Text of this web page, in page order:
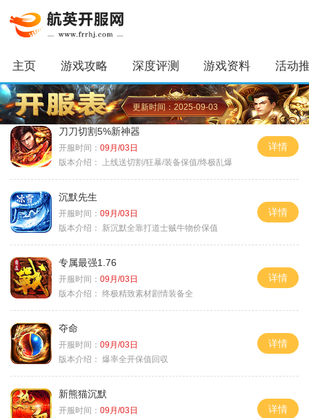
主页 游戏攻略 深度评测 游戏资料 活动
更新时间：2025-09-03
刀刀切割5%新神器
开服时间： 09月/03日
版本介绍：
上线送切割/狂暴/装备保值/终极乱爆
详情
沉默先生
开服时间： 09月/03日
版本介绍：
新沉默全靠打道士贼牛物价保值
详情
专属最强1.76
开服时间： 09月/03日
版本介绍： 终极精致素材剧情装备全
详情
夺命
开服时间： 09月/03日
版本介绍： 爆率全开保值回収
详情
新熊猫沉默
开服时间： 09月/03日
详情